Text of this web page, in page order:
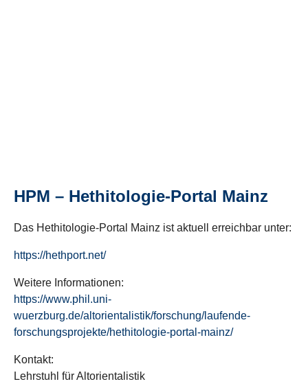
HPM – Hethitologie-Portal Mainz
Das Hethitologie-Portal Mainz ist aktuell erreichbar unter:
https://hethport.net/
Weitere Informationen:
https://www.phil.uni-
wuerzburg.de/altorientalistik/forschung/laufende-
forschungsprojekte/hethitologie-portal-mainz/
Kontakt:
Lehrstuhl für Altorientalistik